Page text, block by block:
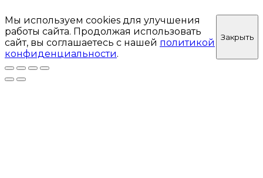
Мы используем cookies для улучшения
работы сайта. Продолжая использовать
сайт, вы соглашаетесь с нашей политикой
конфиденциальности.
Закрыть